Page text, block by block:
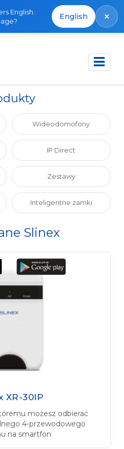
English.
English ×
Wideodomofony
IP Direct
Zestawy
Inteligentne zamki
Slinex
XR-30IP
możesz odbierać
4-przewodowego
na smartfon